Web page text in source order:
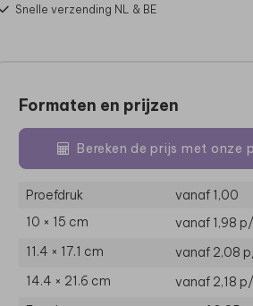
Snelle verzending NL & BE
Formaten en prijzen
Bereken de prijs met
Proefdruk
vanaf 1,00
10 × 15 cm
vanaf 1,98
11.4 × 17.1 cm
vanaf 2,08
14.4 × 21.6 cm
vanaf 2,18